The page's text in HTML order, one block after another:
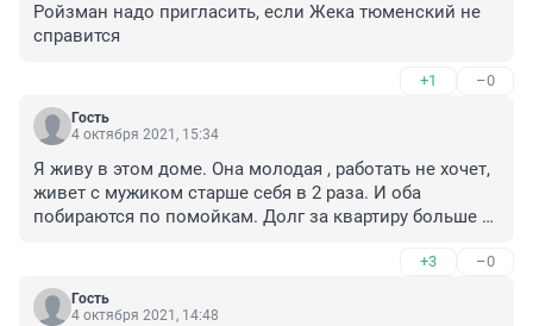
Ройзман надо пригласить, если Жека тюменский не
справится
+1 –0
Гость
4 октября 2021, 15:34
Я живу в этом доме. Она молодая , работать не хочет,
живет с мужиком старше себя в 2 раза. И оба
побираются по помойкам. Долг за квартиру больше
квартире и они расползаются по всему дому, до 1
подьезда добрались, а она живет в последнем. В
квартире нет ни света , ни воды
+3 –0
Гость
4 октября 2021, 14:48